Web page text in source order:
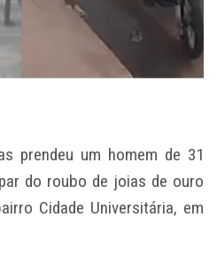
prendeu um homem de 31
do roubo de joias de ouro
Cidade Universitária, em